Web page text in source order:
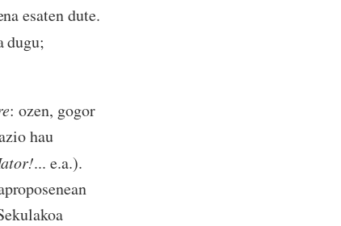
esaten dute.
dugu;
: ozen, gogor
hau
... e.a.).